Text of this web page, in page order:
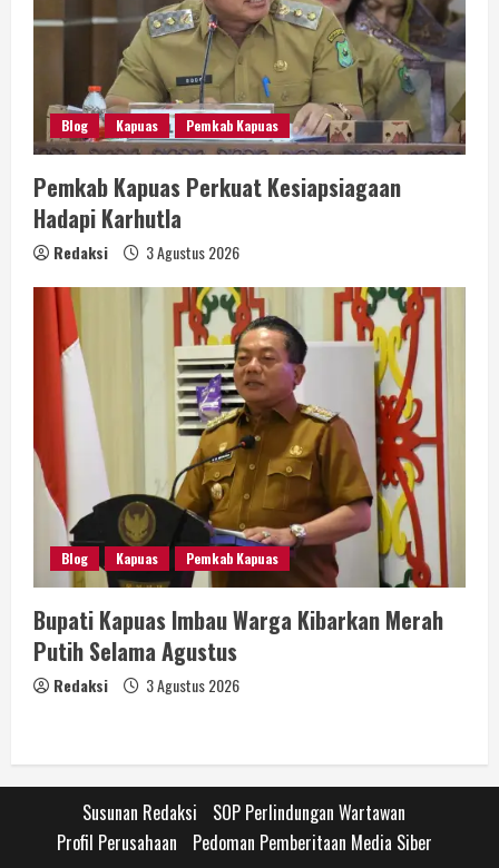
Blog Kapuas Pemkab Kapuas
Pemkab Kapuas Perkuat Kesiapsiagaan
Hadapi Karhutla
Redaksi 3 Agustus 2026
Blog Kapuas Pemkab Kapuas
Bupati Kapuas Imbau Warga Kibarkan Merah
Putih Selama Agustus
Redaksi 3 Agustus 2026
Susunan Redaksi
SOP Perlindungan Wartawan
Profil Perusahaan
Pedoman Pemberitaan Media Siber